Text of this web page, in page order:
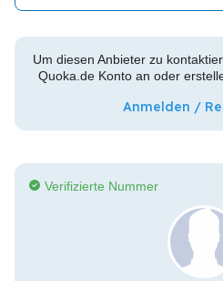
Um diesen Anbieter zu
Quoka.de Konto an oder
Anmelden /
Verifizierte Nummer